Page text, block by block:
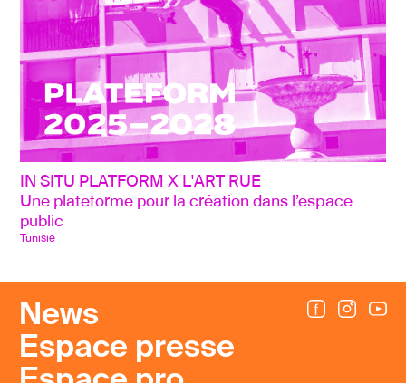
IN SITU PLATFORM X L'ART RUE
Une plateforme pour la création dans l’espace
public
Tunisie
News
Espace presse